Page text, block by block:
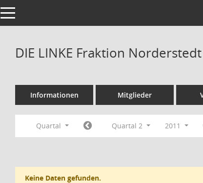
Toggle navigation
DIE LINKE Fraktion
Informationen Mitglieder
Quartal Quartal 2 2011
Keine Daten gefunden.